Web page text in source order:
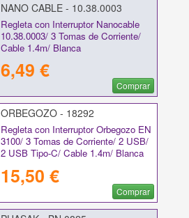
NANO CABLE - 10.38.0003
Regleta con Interruptor Nanocable
10.38.0003/ 3 Tomas de Corriente/
Cable 1.4m/ Blanca
6,49 €
Comprar
ORBEGOZO - 18292
Regleta con Interruptor Orbegozo EN
3100/ 3 Tomas de Corriente/ 2 USB/
2 USB Tipo-C/ Cable 1.4m/ Blanca
15,50 €
Comprar